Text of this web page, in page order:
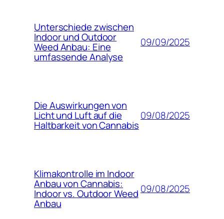
Unterschiede zwischen
Indoor und Outdoor
Weed Anbau: Eine
umfassende Analyse
09/09/2025
Die Auswirkungen von
Licht und Luft auf die
Haltbarkeit von Cannabis
09/08/2025
Klimakontrolle im Indoor
Anbau von Cannabis:
Indoor vs. Outdoor Weed
Anbau
09/08/2025